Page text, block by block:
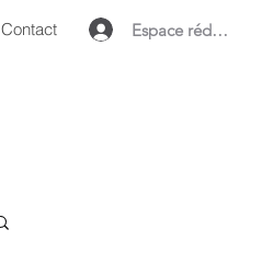
Contact Espace rédacteur